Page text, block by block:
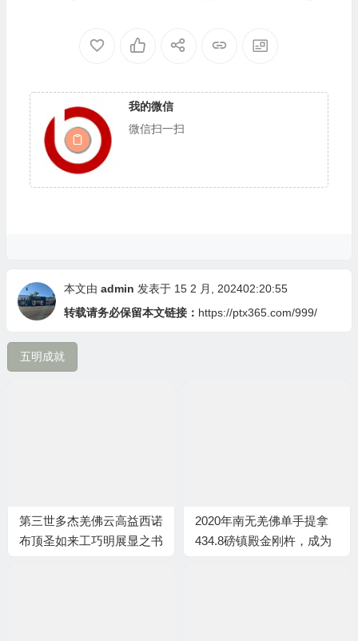
我的微信
微信扫一扫
本文由 admin 发表于 15 2 月, 202402:20:55
转载请务必保留本文链接： https://ptx365.com/999/
五明成就
第三世多杰羌佛云高益西诺
布顶圣如来工巧明展显之书
2020年南无羌佛单手提拿
434.8磅镇殿金刚杵，成为